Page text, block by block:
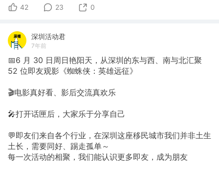
42 23 0
深圳活动君
7年前
📅6 月 30 日周日艳阳天，从深圳的东与西、南与北汇聚
52 位即友观影《蜘蛛侠：英雄远征》
🎬电影真好看、影后交流真欢乐
🎤打开话匣后，大家乐于分享自己
💬即友们来自各个行业，在深圳这座移民城市我们并非土生
土长，需要同好、踢走孤单～
每一次活动的相聚，我们能认识更多即友，成为朋友